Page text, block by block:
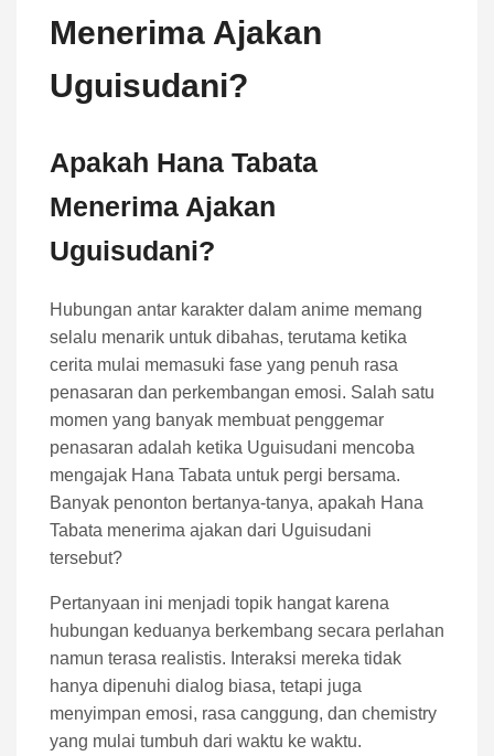
Menerima Ajakan
Uguisudani?
Apakah Hana Tabata
Menerima Ajakan
Uguisudani?
Hubungan antar karakter dalam anime memang
selalu menarik untuk dibahas, terutama ketika
cerita mulai memasuki fase yang penuh rasa
penasaran dan perkembangan emosi. Salah satu
momen yang banyak membuat penggemar
penasaran adalah ketika Uguisudani mencoba
mengajak Hana Tabata untuk pergi bersama.
Banyak penonton bertanya-tanya, apakah Hana
Tabata menerima ajakan dari Uguisudani
tersebut?
Pertanyaan ini menjadi topik hangat karena
hubungan keduanya berkembang secara perlahan
namun terasa realistis. Interaksi mereka tidak
hanya dipenuhi dialog biasa, tetapi juga
menyimpan emosi, rasa canggung, dan chemistry
yang mulai tumbuh dari waktu ke waktu.